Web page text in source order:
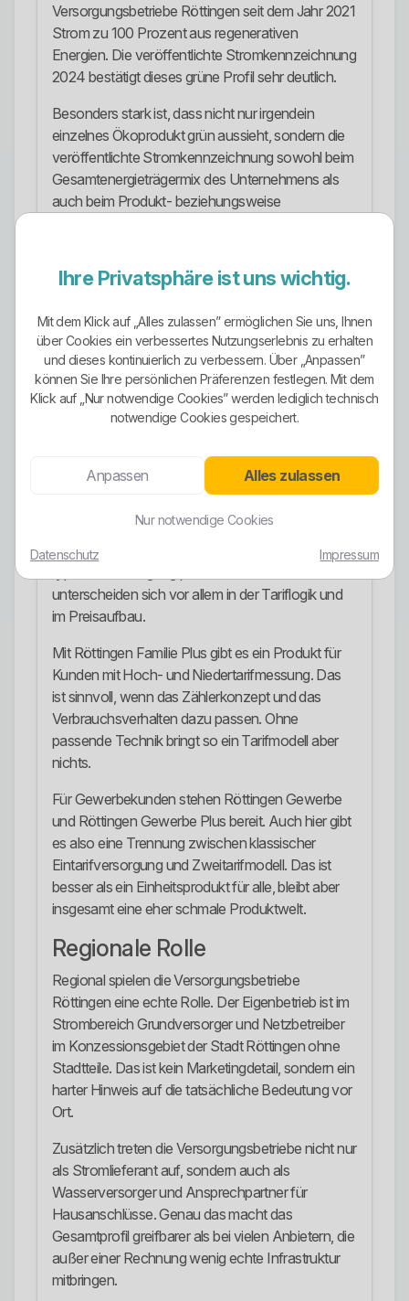
Versorgungsbetriebe Röttingen seit dem Jahr 2021
Strom zu 100 Prozent aus regenerativen
Energien. Die veröffentlichte Stromkennzeichnung
2024 bestätigt dieses grüne Profil sehr deutlich.
Besonders stark ist, dass nicht nur irgendein
einzelnes Ökoprodukt grün aussieht, sondern die
veröffentlichte Stromkennzeichnung sowohl beim
Gesamtenergieträgermix des Unternehmens als
auch beim Produkt- beziehungsweise
0 g/kWh CO2-Emissionen angegeben.
Herkunftsnachweise werden öffentlich mit Island
angegeben. Das ist ökologisch stark, aber nicht
dasselbe wie eine rein lokale Direktversorgung aus
eigener regionaler Erzeugung. Wer daraus eine
komplette regionale Erzeugungsromantik bastelt,
Stromangebote
Röttingen Familie die naheliegenden
Standardprodukte. Diese Tarife decken die
unterscheiden sich vor allem in der Tariflogik und
im Preisaufbau.
Mit Röttingen Familie Plus gibt es ein Produkt für
Kunden mit Hoch- und Niedertarifmessung. Das
ist sinnvoll, wenn das Zählerkonzept und das
Verbrauchsverhalten dazu passen. Ohne
passende Technik bringt so ein Tarifmodell aber
nichts.
Für Gewerbekunden stehen Röttingen Gewerbe
und Röttingen Gewerbe Plus bereit. Auch hier gibt
es also eine Trennung zwischen klassischer
Eintarifversorgung und Zweitarifmodell. Das ist
besser als ein Einheitsprodukt für alle, bleibt aber
insgesamt eine eher schmale Produktwelt.
Regionale Rolle
Regional spielen die Versorgungsbetriebe
Röttingen eine echte Rolle. Der Eigenbetrieb ist im
Strombereich Grundversorger und Netzbetreiber
im Konzessionsgebiet der Stadt Röttingen ohne
Stadtteile. Das ist kein Marketingdetail, sondern ein
harter Hinweis auf die tatsächliche Bedeutung vor
Ort.
Zusätzlich treten die Versorgungsbetriebe nicht nur
als Stromlieferant auf, sondern auch als
Wasserversorger und Ansprechpartner für
Hausanschlüsse. Genau das macht das
Gesamtprofil greifbarer als bei vielen Anbietern, die
außer einer Rechnung wenig echte Infrastruktur
mitbringen.
Ihre Privatsphäre ist uns wichtig.
Mit dem Klick auf „Alles zulassen” ermöglichen Sie uns, Ihnen
über Cookies ein verbessertes Nutzungserlebnis zu erhalten
und dieses kontinuierlich zu verbessern. Über „Anpassen”
können Sie Ihre persönlichen Präferenzen festlegen. Mit dem
Klick auf „Nur notwendige Cookies” werden lediglich technisch
notwendige Cookies gespeichert.
Anpassen Alles zulassen
Nur notwendige Cookies
Datenschutz Impressum